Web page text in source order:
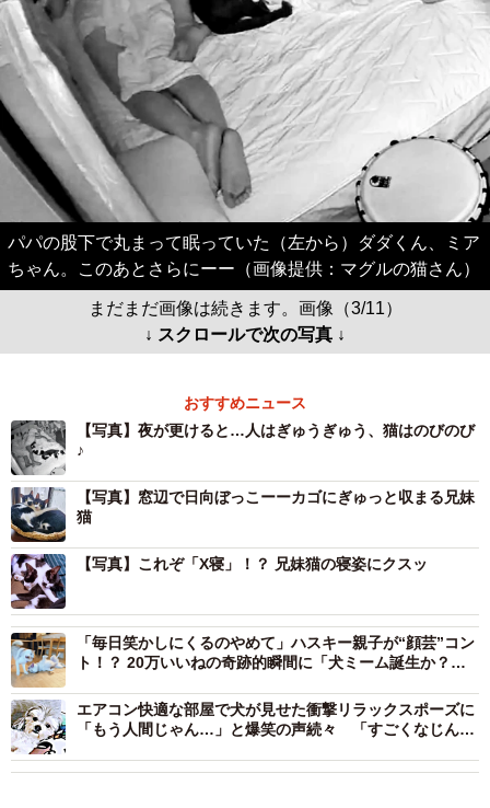
パパの股下で丸まって眠っていた（左から）ダダくん、ミア
ちゃん。このあとさらにーー（画像提供：マグルの猫さん）
まだまだ画像は続きます。画像（3/11）
↓ スクロールで次の写真 ↓
おすすめニュース
【写真】夜が更けると…人はぎゅうぎゅう、猫はのびのび
♪
【写真】窓辺で日向ぼっこーーカゴにぎゅっと収まる兄妹
猫
【写真】これぞ「X寝」！？ 兄妹猫の寝姿にクスッ
「毎日笑かしにくるのやめて」ハスキー親子が“顔芸”コン
ト！？ 20万いいねの奇跡的瞬間に「犬ミーム誕生か？」
エアコン快適な部屋で犬が見せた衝撃リラックスポーズに
「もう人間じゃん…」と爆笑の声続々 「すごくなじんで